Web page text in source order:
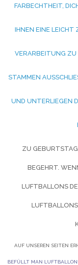
ARBECHTHEIT,
HNEN EINE LEICHT
ERARBEITUNG ZU
TAMMEN
D UNTERLIEGEN
ZU
EGEHRT.
UFTBALLONS
AUF UNSEREN SEITEN
BEFÜLLT MAN